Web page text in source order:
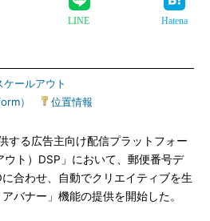
LINE Hatena
ケールアウト
）
位置情報
する広告主向け配信プラットフォー
ト）DSP」において、郵便番号デ
合わせ、自動でクリエイティブを生
バナー」機能の提供を開始した。